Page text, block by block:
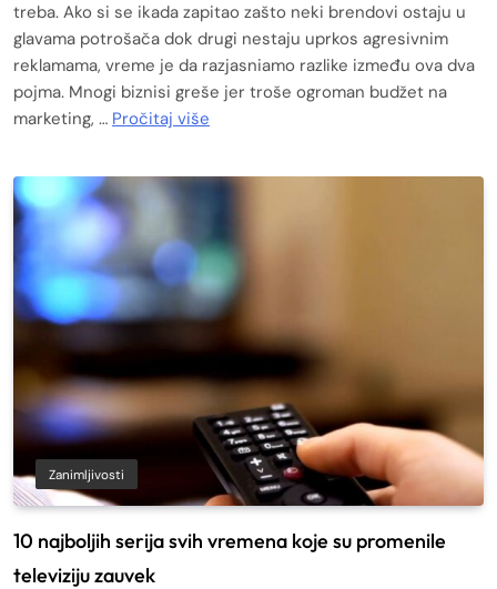
treba. Ako si se ikada zapitao zašto neki brendovi ostaju u
glavama potrošača dok drugi nestaju uprkos agresivnim
reklamama, vreme je da razjasniamo razlike između ova dva
pojma. Mnogi biznisi greše jer troše ogroman budžet na
marketing, … Pročitaj više
Zanimljivosti
10 najboljih serija svih vremena koje su promenile
televiziju zauvek